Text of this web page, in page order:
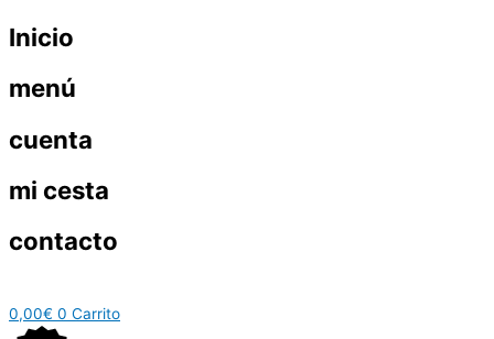
Inicio
menú
cuenta
mi cesta
contacto
0,00€ 0 Carrito